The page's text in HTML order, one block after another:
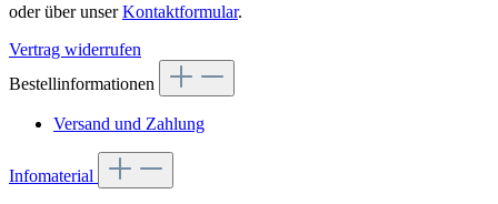
oder über unserKontaktformular.
Vertrag widerrufen
Bestellinformationen
Versand und Zahlung
Infomaterial